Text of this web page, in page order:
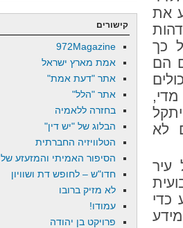
את
כך
הם
לא
עיר
כדי
קישורים
972Magazine
אמת מארץ ישראל
אתר "דעת אמת"
אתר "הלל"
בחזרה ללאמיה
הבלוג של "יש דין"
הטלוויזיה החברתית
הסיפור האמיתי והמזעזע של
חדו"ש – לחופש דת ושוויון
לא מזיק ברובו
עמודו!
פרויקט בן יהודה